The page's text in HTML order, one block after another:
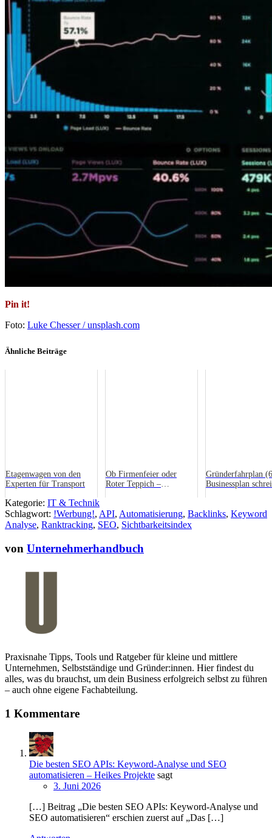
Pin it!
Foto: Luke Chesser / unsplash.com
Ähnliche Beiträge
Etagenwagen von den
Experten für Transport
Ob Firmenfeier oder
Roter Teppich –
Gründerfahrplan
Businessplan
Kategorie: IT & Technik
Schlagwort: !Werbung!, API, Automatisierung, Backlinks, Keyword
Analyse, Ranktracking, SEO, Sichtbarkeitsindex
von Unternehmerhandbuch
Praxisnahe Tipps, Tools und Ratgeber für kleine und mittlere
Unternehmen, Selbstständige und Gründer:innen. Hier findest du
alles, was du brauchst, um dein Business erfolgreich selbst zu führen
– auch ohne eigene Fachabteilung.
1 Kommentare
Die besten SEO APIs: Keyword-Analyse und SEO
automatisieren – Heikes Projekte sagt
3. Juni 2026
[…] Beitrag „Die besten SEO APIs: Keyword-Analyse und
SEO automatisieren“ erschien zuerst auf „Das […]